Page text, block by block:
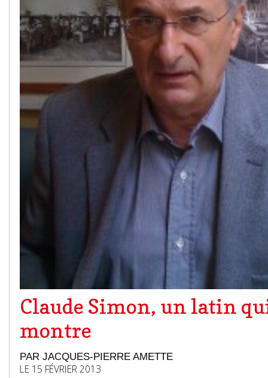
Claude Simon, un latin
montre
PAR JACQUES-PIERRE AMETTE
LE 15 FÉVRIER 2013